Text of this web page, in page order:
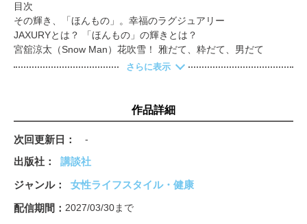
目次
その輝き、「ほんもの」。幸福のラグジュアリー
JAXURYとは？ 「ほんもの」の輝きとは？
宮舘涼太（Snow Man）花吹雪！ 雅だて、粋だて、男だて
JAXURYとは、幸福のラグジュアリー。
大賞受賞！ センチュリーのジャパン・プライド
特集：日本の言葉、歴史、ものづくり。「ほんもの」を生む背景
とは？
Fashion 本来感ある「日本のファッション」
Beauty 世界トップの実力！齋藤薫「日本の美容、JAXURYな美
容」
宇宙的視野の進化論 KANEBO が導く、逆行のエイジング
さらに表示
作品詳細
次回更新日 -
出版社
講談社
ジャンル
女性ライフスタイル・健康
配信期間
2027/03/30まで